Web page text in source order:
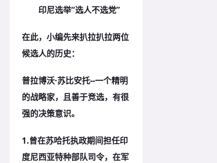
印尼选举“选人不选党”
在此，小编先来扒拉扒拉两位
候选人的历史：
普拉博沃·苏比安托--一个精明
的战略家，且善于竞选，有很
强的决策意识。
1.曾在苏哈托执政期间担任印
度尼西亚特种部队司令，在军